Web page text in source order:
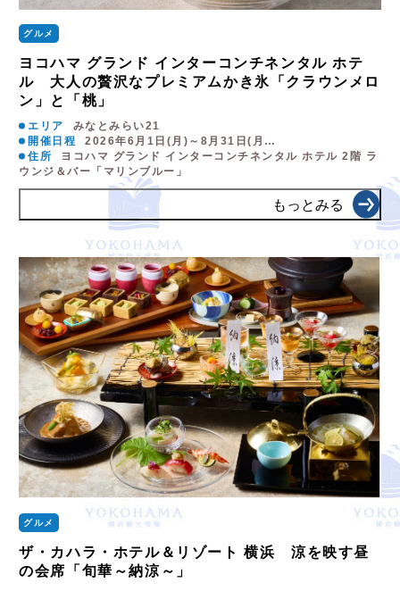
グルメ
ヨコハマ グランド インターコンチネンタル ホテ
ル 大人の贅沢なプレミアムかき氷「クラウンメロ
ン」と「桃」
エリア
みなとみらい21
開催日程
2026年6月1日(月)～8月31日(月…
住所
ヨコハマ グランド インターコンチネンタル ホテル 2階 ラ
ウンジ＆バー「マリンブルー」
もっとみる
グルメ
ザ・カハラ・ホテル＆リゾート 横浜 涼を映す昼
の会席「旬華～納涼～」